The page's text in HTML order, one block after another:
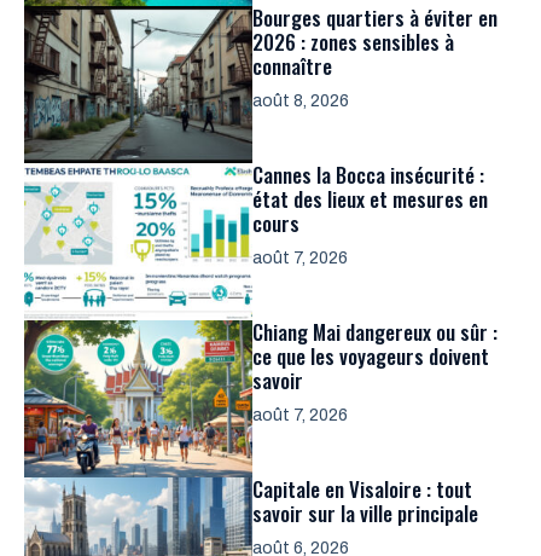
Bourges quartiers à éviter en
2026 : zones sensibles à
connaître
août 8, 2026
Cannes la Bocca insécurité :
état des lieux et mesures en
cours
août 7, 2026
Chiang Mai dangereux ou sûr :
ce que les voyageurs doivent
savoir
août 7, 2026
Capitale en Visaloire : tout
savoir sur la ville principale
août 6, 2026